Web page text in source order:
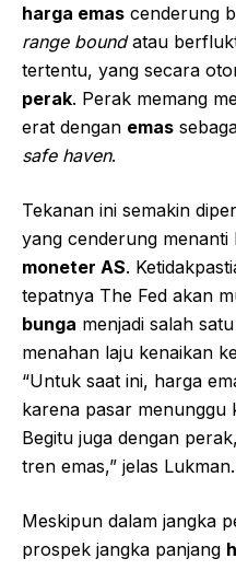
harga emas cenderung
range boundatau
tertentu, yang secara
perak. Perak memang
erat dengan emas
safe haven.
Tekanan ini semakin
yang cenderung menanti
moneter AS.
tepatnya The Fed akan
bunga menjadi salah
menahan laju kenaikan
“Untuk saat ini, harga
karena pasar menunggu
Begitu juga dengan
tren emas,” jelas Lukman.
Meskipun dalam jangka
prospek jangka panjang